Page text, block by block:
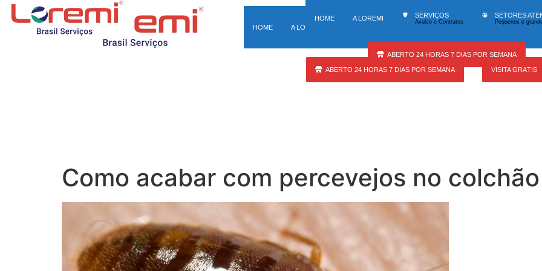
HOME A LOREMI SETORES ATENDIDOS
ABERTO 24 HORAS 7 DIAS POR SEMANA VISITA GRÁTIS
HOME A LOREMI SERVIÇOS
Avulso e Contratos
SETORES
Pequenos e
ABERTO 24 HORAS 7 DIAS POR SEMANA
Como acabar com percevejos no colchão